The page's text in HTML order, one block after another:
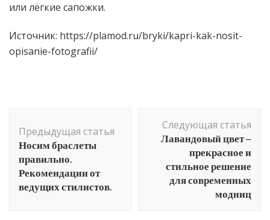
или лёгкие сапожки.
Источник: https://plamod.ru/bryki/kapri-kak-nosit-
opisanie-fotografii/
по
записям
Предыдущая статья
Носим браслеты
правильно.
Рекомендации от
ведущих стилистов.
Следующая статья
Лавандовый цвет –
прекрасное и
стильное решение
для современных
модниц